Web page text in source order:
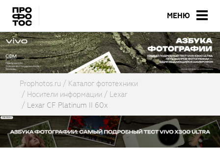
МЕНЮ
Prophotos.ru
Каталог фототехники
Носители информации
Lexar
Lexar CF Platinum II 60x